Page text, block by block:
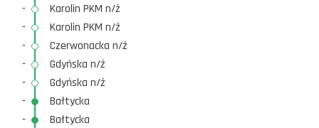
-
Karolin PKM n/ż
-
Karolin PKM n/ż
-
Czerwonacka n/ż
-
Gdyńska n/ż
-
Gdyńska n/ż
-
Bałtycka
-
Bałtycka